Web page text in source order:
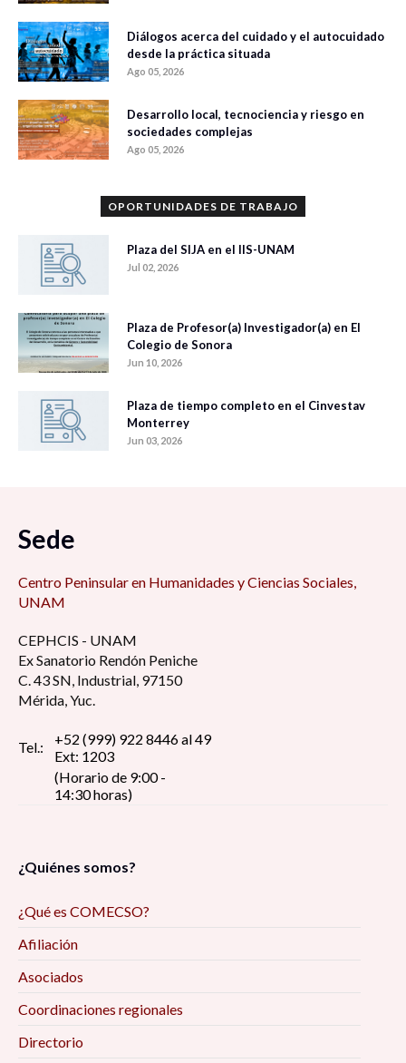
Diálogos acerca del cuidado y el autocuidado
desde la práctica situada
Ago 05, 2026
Desarrollo local, tecnociencia y riesgo en
sociedades complejas
Ago 05, 2026
OPORTUNIDADES DE TRABAJO
Plaza del SIJA en el IIS-UNAM
Jul 02, 2026
Plaza de Profesor(a) Investigador(a) en El
Colegio de Sonora
Jun 10, 2026
Plaza de tiempo completo en el Cinvestav
Monterrey
Jun 03, 2026
Sede
Centro Peninsular en Humanidades y Ciencias Sociales,
UNAM
CEPHCIS - UNAM
Ex Sanatorio Rendón Peniche
C. 43 SN, Industrial, 97150
Mérida, Yuc.
Tel.:
+52 (999) 922 8446 al 49
Ext: 1203
(Horario de 9:00 -
14:30 horas)
¿Quiénes somos?
¿Qué es COMECSO?
Afiliación
Asociados
Coordinaciones regionales
Directorio